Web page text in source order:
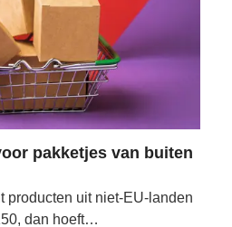
pakketjes van buiten
producten uit niet-EU-landen
dan hoeft…